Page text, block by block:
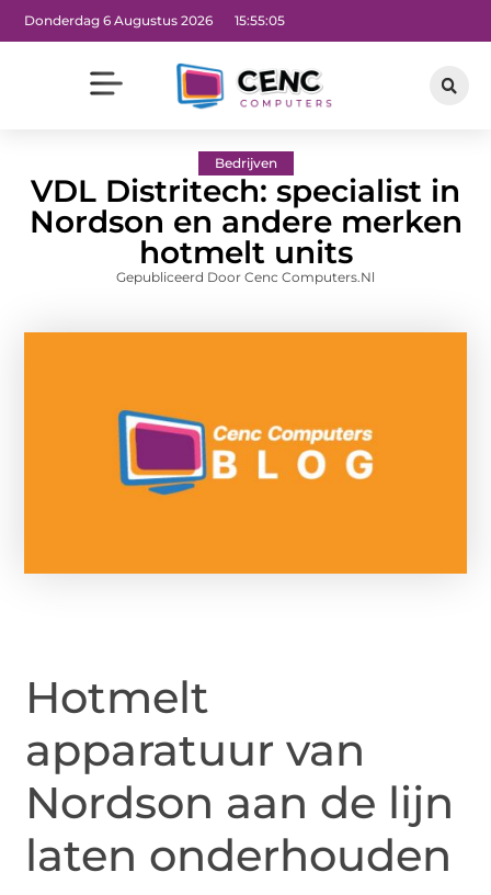
Donderdag 6 Augustus 2026 15:55:06
Bedrijven
VDL Distritech: specialist in
Nordson en andere merken
hotmelt units
Gepubliceerd Door Cenc Computers.nl
Hotmelt
apparatuur van
Nordson aan de lijn
laten onderhouden